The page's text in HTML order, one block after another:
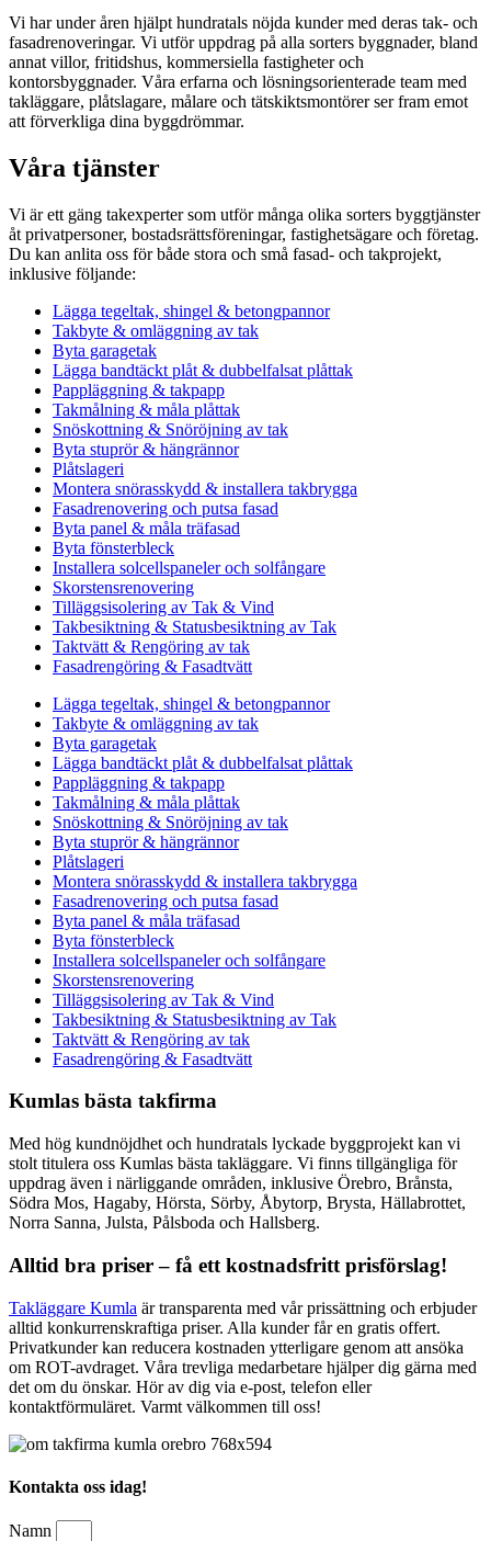
Vi har under åren hjälpt hundratals nöjda kunder med deras tak- och
fasadrenoveringar. Vi utför uppdrag på alla sorters byggnader, bland
annat villor, fritidshus, kommersiella fastigheter och
kontorsbyggnader. Våra erfarna och lösningsorienterade team med
takläggare, plåtslagare, målare och tätskiktsmontörer ser fram emot
att förverkliga dina byggdrömmar.
Våra tjänster
Vi är ett gäng takexperter som utför många olika sorters byggtjänster
åt privatpersoner, bostadsrättsföreningar, fastighetsägare och företag.
Du kan anlita oss för både stora och små fasad- och takprojekt,
inklusive följande:
Lägga tegeltak, shingel & betongpannor
Takbyte & omläggning av tak
Byta garagetak
Lägga bandtäckt plåt & dubbelfalsat plåttak
Pappläggning & takpapp
Takmålning & måla plåttak
Snöskottning & Snöröjning av tak
Byta stuprör & hängrännor
Plåtslageri
Montera snörasskydd & installera takbrygga
Fasadrenovering och putsa fasad
Byta panel & måla träfasad
Byta fönsterbleck
Installera solcellspaneler och solfångare
Skorstensrenovering
Tilläggsisolering av Tak & Vind
Takbesiktning & Statusbesiktning av Tak
Taktvätt & Rengöring av tak
Fasadrengöring & Fasadtvätt
Lägga tegeltak, shingel & betongpannor
Takbyte & omläggning av tak
Byta garagetak
Lägga bandtäckt plåt & dubbelfalsat plåttak
Pappläggning & takpapp
Takmålning & måla plåttak
Snöskottning & Snöröjning av tak
Byta stuprör & hängrännor
Plåtslageri
Montera snörasskydd & installera takbrygga
Fasadrenovering och putsa fasad
Byta panel & måla träfasad
Byta fönsterbleck
Installera solcellspaneler och solfångare
Skorstensrenovering
Tilläggsisolering av Tak & Vind
Takbesiktning & Statusbesiktning av Tak
Taktvätt & Rengöring av tak
Fasadrengöring & Fasadtvätt
Kumlas bästa takfirma
Med hög kundnöjdhet och hundratals lyckade byggprojekt kan vi
stolt titulera oss Kumlas bästa takläggare. Vi finns tillgängliga för
uppdrag även i närliggande områden, inklusive Örebro, Brånsta,
Södra Mos, Hagaby, Hörsta, Sörby, Åbytorp, Brysta, Hällabrottet,
Norra Sanna, Julsta, Pålsboda och Hallsberg.
Alltid bra priser – få ett kostnadsfritt prisförslag!
Takläggare Kumla är transparenta med vår prissättning och erbjuder
alltid konkurrenskraftiga priser. Alla kunder får en gratis offert.
Privatkunder kan reducera kostnaden ytterligare genom att ansöka
om ROT-avdraget. Våra trevliga medarbetare hjälper dig gärna med
det om du önskar. Hör av dig via e-post, telefon eller
kontaktförmuläret. Varmt välkommen till oss!
Kontakta oss idag!
Namn